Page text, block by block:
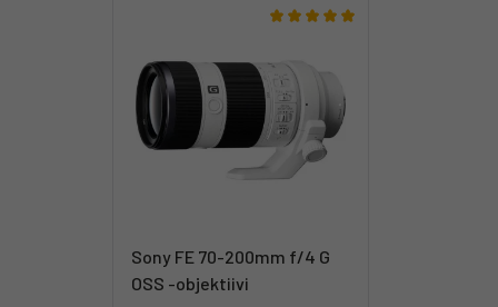
Sony FE 70-200mm f/4 G
OSS -objektiivi